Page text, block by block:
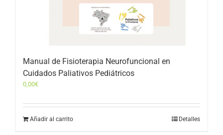
Manual de Fisioterapia Neurofuncional en
Cuidados Paliativos Pediátricos
0,00€
Añadir al carrito Detalles